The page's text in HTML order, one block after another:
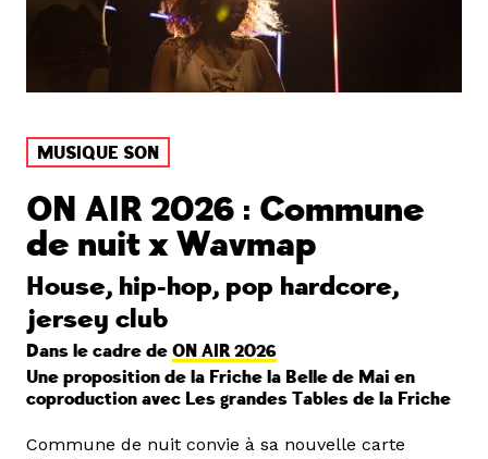
MUSIQUE SON
ON AIR 2026 : Commune
de nuit x Wavmap
House, hip-hop, pop hardcore,
jersey club
Dans le cadre de ON AIR 2026
Une proposition de la Friche la Belle de Mai en
coproduction avec Les grandes Tables de la Friche
Commune de nuit convie à sa nouvelle carte